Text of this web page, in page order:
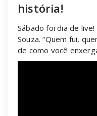
história!
Sábado foi dia de
Souza. “Quem fui,
de como você